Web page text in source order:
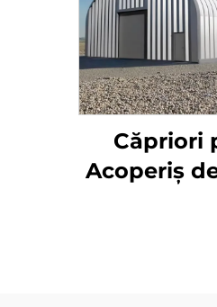
Căpriori
Acoperiș